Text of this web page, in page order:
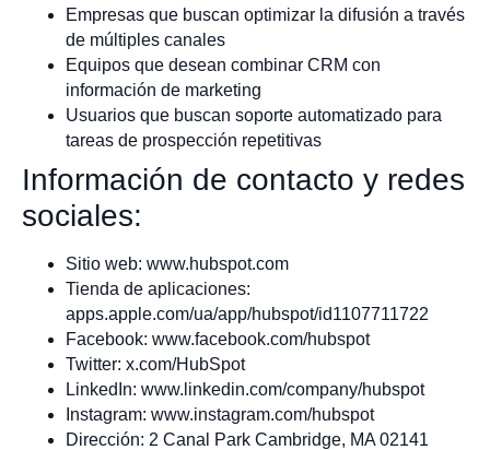
Empresas que buscan optimizar la difusión a través
de múltiples canales
Equipos que desean combinar CRM con
información de marketing
Usuarios que buscan soporte automatizado para
tareas de prospección repetitivas
Información de contacto y redes
sociales:
Sitio web: www.hubspot.com
Tienda de aplicaciones:
apps.apple.com/ua/app/hubspot/id1107711722
Facebook: www.facebook.com/hubspot
Twitter: x.com/HubSpot
LinkedIn: www.linkedin.com/company/hubspot
Instagram: www.instagram.com/hubspot
Dirección: 2 Canal Park Cambridge, MA 02141